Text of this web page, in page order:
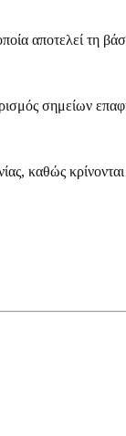
αποτελεί τη
σημείων
καθώς κρίνονται